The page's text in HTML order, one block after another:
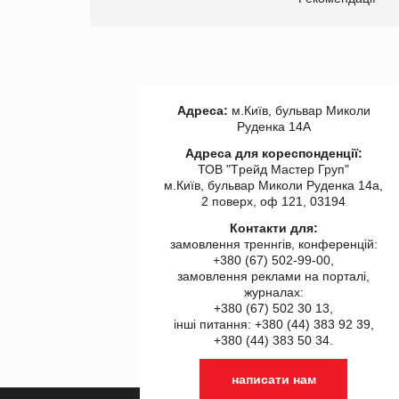
Адреса: м.Київ, бульвар Миколи
Руденка 14А
Адреса для кореспонденції:
ТОВ "Tрейд Мастер Груп"
м.Київ, бульвар Миколи Руденка 14а,
2 поверх, оф 121, 03194
Контакти для:
замовлення треннгів, конференцій:
+380 (67) 502-99-00,
замовлення реклами на порталі,
журналах:
+380 (67) 502 30 13,
інші питання: +380 (44) 383 92 39,
+380 (44) 383 50 34.
написати нам